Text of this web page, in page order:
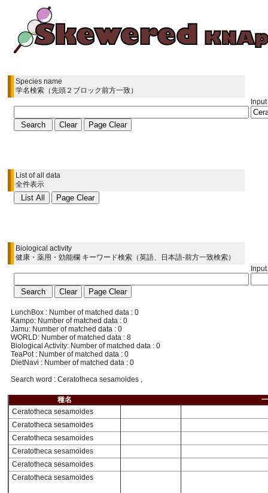
Species name
学名検索（先頭２ブロック前方一致）
List of all data
全件表示
Biological activity
健康・薬用・効能欄 キーワード検索（英語、日本語-前方一致検索）
LunchBox : Number of matched data : 0
Kampo: Number of matched data : 0
Jamu: Number of matched data : 0
WORLD: Number of matched data : 8
Biological Activity: Number of matched data : 0
TeaPot : Number of matched data : 0
DietNavi : Number of matched data : 0
Search word : Ceratotheca sesamoides ,
種名
Ceratotheca sesamoides
Ceratotheca sesamoides
Ceratotheca sesamoides
Ceratotheca sesamoides
Ceratotheca sesamoides
Ceratotheca sesamoides